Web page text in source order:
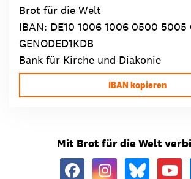
Brot für die Welt
IBAN: DE10 1006 1006 0500 5005
GENODED1KDB
Bank für Kirche und Diakonie
IBAN kopieren
Mit Brot für die Welt